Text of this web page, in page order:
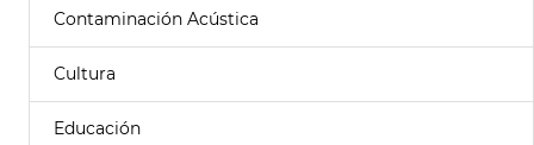
Contaminación Acústica
Cultura
Educación